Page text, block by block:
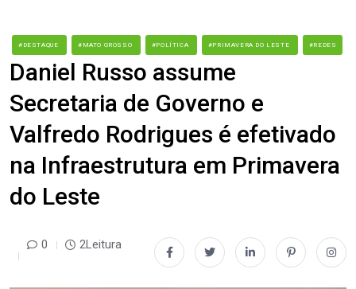
#DESTAQUE #MATO GROSSO #POLÍTICA #PRIMAVERA DO LESTE #REDES
Daniel Russo assume
Secretaria de Governo e
Valfredo Rodrigues é efetivado
na Infraestrutura em Primavera
do Leste
0 2Leitura